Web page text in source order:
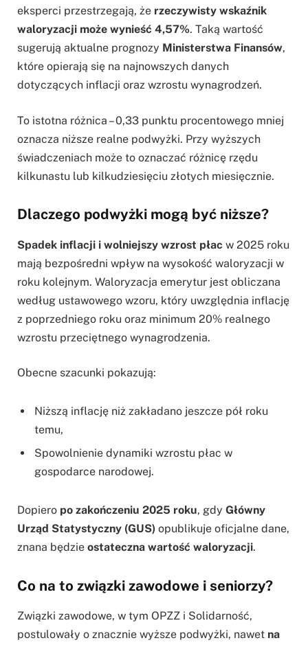
eksperci przestrzegają, że rzeczywisty wskaźnik
waloryzacji może wynieść 4,57%. Taką wartość
sugerują aktualne prognozy Ministerstwa Finansów,
które opierają się na najnowszych danych
dotyczących inflacji oraz wzrostu wynagrodzeń.
To istotna różnica – 0,33 punktu procentowego mniej
oznacza niższe realne podwyżki. Przy wyższych
świadczeniach może to oznaczać różnicę rzędu
kilkunastu lub kilkudziesięciu złotych miesięcznie.
Dlaczego podwyżki mogą być niższe?
Spadek inflacji i wolniejszy wzrost płac w 2025 roku
mają bezpośredni wpływ na wysokość waloryzacji w
roku kolejnym. Waloryzacja emerytur jest obliczana
według ustawowego wzoru, który uwzględnia inflację
z poprzedniego roku oraz minimum 20% realnego
wzrostu przeciętnego wynagrodzenia.
Obecne szacunki pokazują:
Niższą inflację niż zakładano jeszcze pół roku
temu,
Spowolnienie dynamiki wzrostu płac w
gospodarce narodowej.
Dopiero po zakończeniu 2025 roku, gdy Główny
Urząd Statystyczny (GUS) opublikuje oficjalne dane,
znana będzie ostateczna wartość waloryzacji.
Co na to związki zawodowe i seniorzy?
Związki zawodowe, w tym OPZZ i Solidarność,
postulowały o znacznie wyższe podwyżki, nawet na